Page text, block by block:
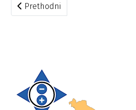
Prethodni članak: Zapisnik sa 12.
Prethodni